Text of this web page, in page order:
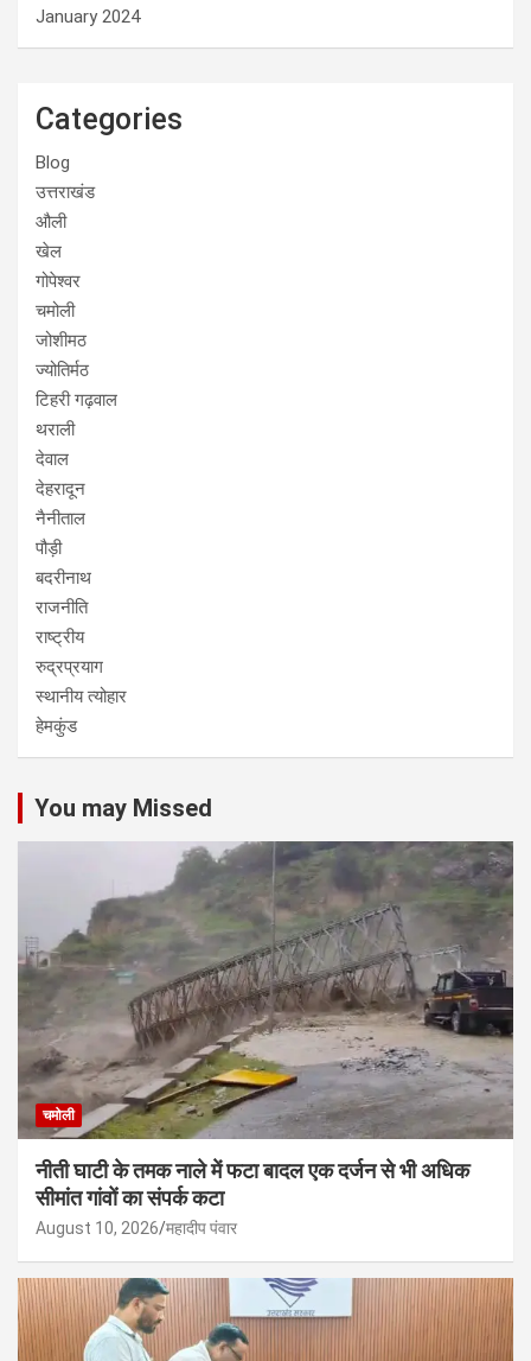
January 2024
Categories
Blog
उत्तराखंड
औली
खेल
गोपेश्वर
चमोली
जोशीमठ
ज्योतिर्मठ
टिहरी गढ़वाल
थराली
देवाल
देहरादून
नैनीताल
पौड़ी
बदरीनाथ
राजनीति
राष्ट्रीय
रुद्रप्रयाग
स्थानीय त्योहार
हेमकुंड
You may Missed
चमोली
नीती घाटी के तमक नाले में फटा बादल एक दर्जन से भी अधिक
सीमांत गांवों का संपर्क कटा
August 10, 2026 महादीप पंवार